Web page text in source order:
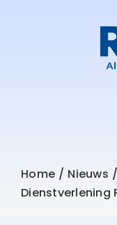
Over afval
Home
Nieuws
Dienstverlening